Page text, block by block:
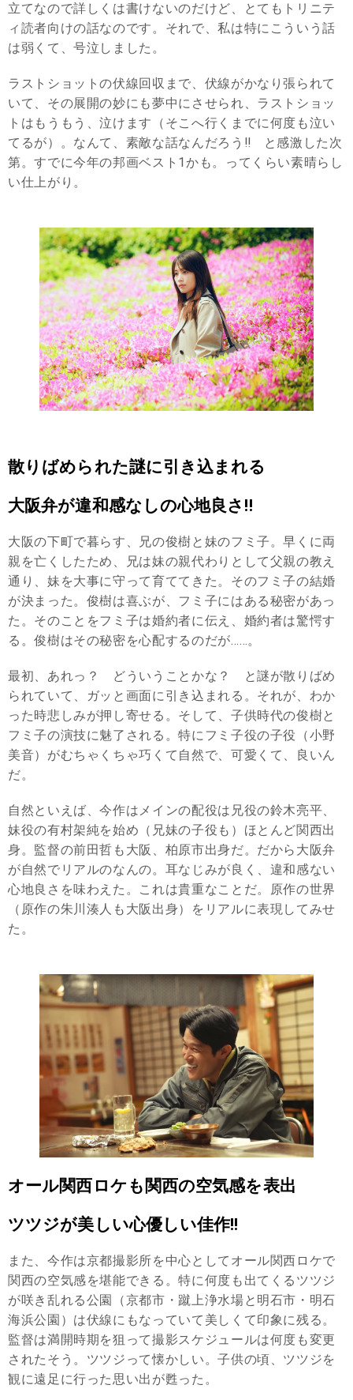
立てなので詳しくは書けないのだけど、とてもトリニテ
ィ読者向けの話なのです。それで、私は特にこういう話
は弱くて、号泣しました。
ラストショットの伏線回収まで、伏線がかなり張られて
いて、その展開の妙にも夢中にさせられ、ラストショッ
トはもうもう、泣けます（そこへ行くまでに何度も泣い
てるが）。なんて、素敵な話なんだろう‼︎ と感激した次
第。すでに今年の邦画ベスト1かも。ってくらい素晴らし
い仕上がり。
散りばめられた謎に引き込まれる
大阪弁が違和感なしの心地良さ!!
大阪の下町で暮らす、兄の俊樹と妹のフミ子。早くに両
親を亡くしたため、兄は妹の親代わりとして父親の教え
通り、妹を大事に守って育ててきた。そのフミ子の結婚
が決まった。俊樹は喜ぶが、フミ子にはある秘密があっ
た。そのことをフミ子は婚約者に伝え、婚約者は驚愕す
る。俊樹はその秘密を心配するのだが……。
最初、あれっ？ どういうことかな？ と謎が散りばめ
られていて、ガッと画面に引き込まれる。それが、わか
った時悲しみが押し寄せる。そして、子供時代の俊樹と
フミ子の演技に魅了される。特にフミ子役の子役（小野
美音）がむちゃくちゃ巧くて自然で、可愛くて、良いん
だ。
自然といえば、今作はメインの配役は兄役の鈴木亮平、
妹役の有村架純を始め（兄妹の子役も）ほとんど関西出
身。監督の前田哲も大阪、柏原市出身だ。だから大阪弁
が自然でリアルのなんの。耳なじみが良く、違和感ない
心地良さを味わえた。これは貴重なことだ。原作の世界
（原作の朱川湊人も大阪出身）をリアルに表現してみせ
た。
オール関西ロケも関西の空気感を表出
ツツジが美しい心優しい佳作!!
また、今作は京都撮影所を中心としてオール関西ロケで
関西の空気感を堪能できる。特に何度も出てくるツツジ
が咲き乱れる公園（京都市・蹴上浄水場と明石市・明石
海浜公園）は伏線にもなっていて美しくて印象に残る。
監督は満開時期を狙って撮影スケジュールは何度も変更
されたそう。ツツジって懐かしい。子供の頃、ツツジを
観に遠足に行った思い出が甦った。